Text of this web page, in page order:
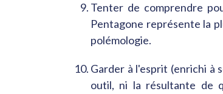
Tenter de comprendre
Pentagone représente la
polémologie.
Garder à l'esprit (enrichi à
outil, ni la résultante de